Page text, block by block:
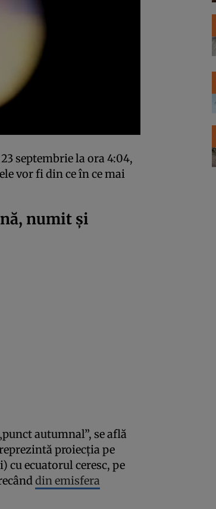
septembrie la ora 4:04,
vor fi din ce în ce mai
numit şi
autumnal”, se află
proiecţia pe
cu ecuatorul ceresc, pe
din emisfera